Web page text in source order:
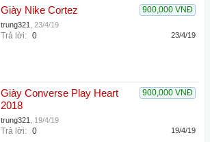
900,000 VNĐ
Giày Nike Cortez
trung321 23/4/19
Trả lời: 0 23/4/19
900,000 VNĐ
Giày Converse Play Heart
2018
trung321 19/4/19
Trả lời: 0 19/4/19